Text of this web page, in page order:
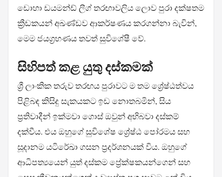
ඩොහා ඩයමන්ඩ් ලීග් තරඟාවලිය ලොව පුරා දක්ෂතම
ක්‍රීඩකයන් අඛණ්ඩව ආකර්ෂණය කරගන්නා බැවින්,
මෙම ජයග්‍රහණය තවත් සුවිශේෂී වේ.
සිහිපත් කළ යුතු දස්කමක්
ශ්‍රී ලාංකික තරුව තරඟය පුරාවට ම තම ශ්‍රේෂ්ඨත්වය
පිළිබඳ කිසිදු සැකයකට ඉඩ නොතබමින්, සිය
ප්‍රතිවාදීන් ඉක්මවා ගොස් ඔවුන් අභිබවා දස්කම්
දක්වීය. එය ඔහුගේ සුවිශේෂ ශ්‍රේෂ්ඨ පෝරමය සහ
සූදානම යටිරේඛා ගසන ප්‍රදර්ශනයක් විය. ඔහුගේ
ආධිපත්‍යයෙන් යුත් දස්කම ප්‍රේක්ෂකයන්ගෙන් සහ